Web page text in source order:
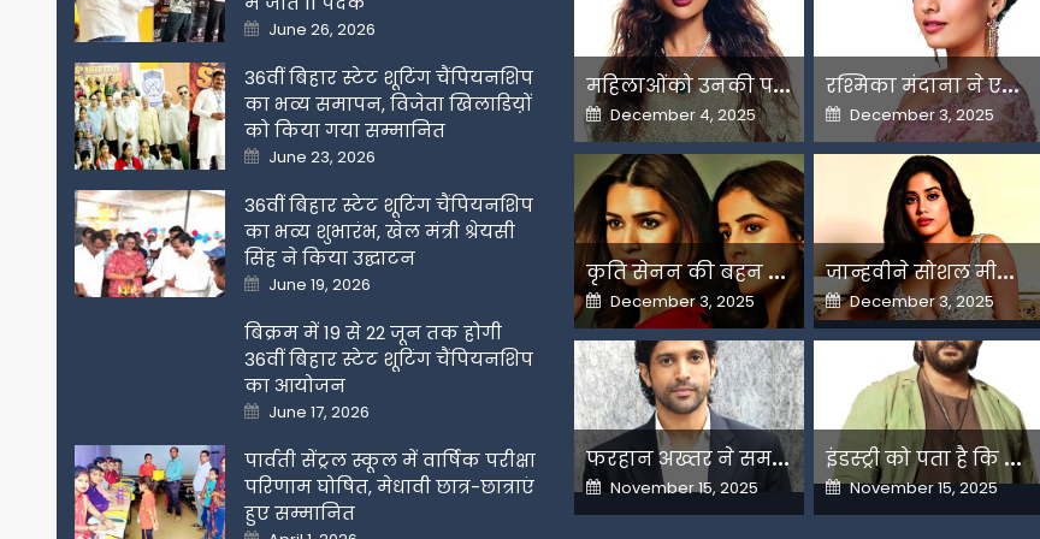
Posted
on
June 26, 2026
36वीं बिहार स्टेट शूटिंग चैंपियनशिप
का भव्य समापन, विजेता खिलाडिय़ों
को किया गया सम्मानित
Posted
on
June 23, 2026
36वीं बिहार स्टेट शूटिंग चैंपियनशिप
का भव्य शुभारंभ, खेल मंत्री श्रेयसी
सिंह ने किया उद्घाटन
Posted
on
June 19, 2026
बिक्रम में 19 से 22 जून तक होगी
36वीं बिहार स्टेट शूटिंग चैंपियनशिप
का आयोजन
Posted
on
June 17, 2026
पार्वती सेंट्रल स्कूल में वार्षिक परीक्षा
परिणाम घोषित, मेधावी छात्र-छात्राएं
हुए सम्मानित
Posted
म
हिलाओंको उनकी पसंद के लिए उन्हें जज किया जाता है-मलाइका
Posted
on
December 4, 2025
र
श्मिका मंदाना ने एआई के बढ़ते दुरुपयोग पर जतायी नाराजगी
Posted
on
December 3, 2025
क
ृति सेनन की बहन नूपुर अगले महीने करेंगी डेस्टिनेशन मैरिज
Posted
on
December 3, 2025
ज
ान्हवीने सोशल मीडियापर उठाये सवाल
Posted
on
December 3, 2025
फ
रहान अख्तर ने समझाया देशभक्ति और अंधभक्ति का फर्क
Posted
on
November 15, 2025
इ
ंडस्ट्री को पता है कि मैं कहीं नहीं जाने वाला-अरशद वारसी
Posted
on
November 15, 2025